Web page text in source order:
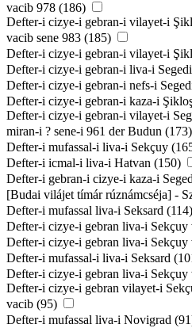
vacib 978 (186)
Defter-i cizye-i gebran-i vilayet-i
vacib sene 983 (185)
Defter-i cizye-i gebran-i vilayet-i
Defter-i cizye-i gebran-i liva-i
Defter-i cizye-i gebran-i nefs-i
Defter-i cizye-i gebran-i kaza-i
Defter-i cizye-i gebran-i vilayet-i
miran-i ? sene-i 961 der Budun (173)
Defter-i mufassal-i liva-i Sekçuy
Defter-i icmal-i liva-i Hatvan (150)
Defter-i gebran-i cizye-i kaza-i
[Budai vilájet tímár rúznámcséja] -
Defter-i mufassal liva-i Seksard (114)
Defter-i cizye-i gebran liva-i Sekçuy
Defter-i cizye-i gebran liva-i Sekçuy
Defter-i mufassal-i liva-i Seksard
Defter-i cizye-i gebran liva-i Sekçuy
Defter-i cizye-i gebran vilayet-i
vacib (95)
Defter-i mufassal liva-i Novigrad